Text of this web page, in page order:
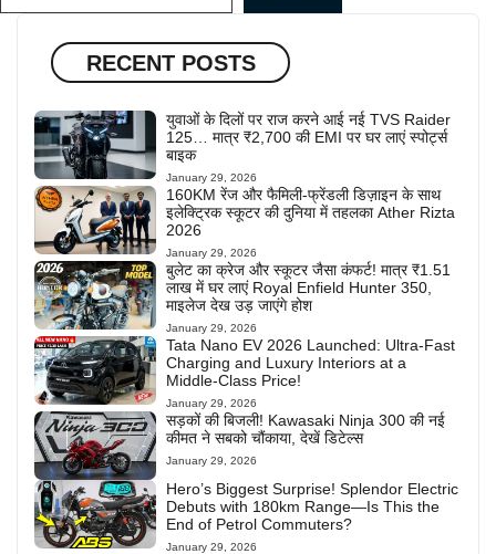
RECENT POSTS
युवाओं के दिलों पर राज करने आई नई TVS Raider
125… मात्र ₹2,700 की EMI पर घर लाएं स्पोर्ट्स
बाइक
January 29, 2026
160KM रेंज और फैमिली-फ्रेंडली डिज़ाइन के साथ
इलेक्ट्रिक स्कूटर की दुनिया में तहलका Ather Rizta
2026
January 29, 2026
बुलेट का क्रेज और स्कूटर जैसा कंफर्ट! मात्र ₹1.51
लाख में घर लाएं Royal Enfield Hunter 350,
माइलेज देख उड़ जाएंगे होश
January 29, 2026
Tata Nano EV 2026 Launched: Ultra-Fast
Charging and Luxury Interiors at a
Middle-Class Price!
January 29, 2026
सड़कों की बिजली! Kawasaki Ninja 300 की नई
कीमत ने सबको चौंकाया, देखें डिटेल्स
January 29, 2026
Hero’s Biggest Surprise! Splendor Electric
Debuts with 180km Range—Is This the
End of Petrol Commuters?
January 29, 2026